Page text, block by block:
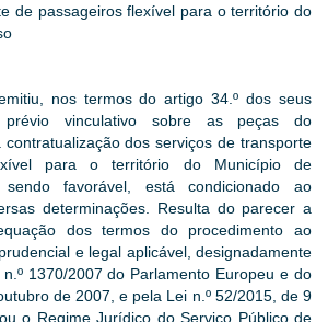
de passageiros flexível para o território do
nos termos do artigo 34.º dos seus
prévio vinculativo sobre as peças do
dos serviços de transporte
para o território do Município de
favorável, está condicionado ao
determinações. Resulta do parecer a
dos termos do procedimento ao
e legal aplicável, designadamente
1370/2007 do Parlamento Europeu e do
de 2007, e pela Lei n.º 52/2015, de 9
o Regime Jurídico do Serviço Público de